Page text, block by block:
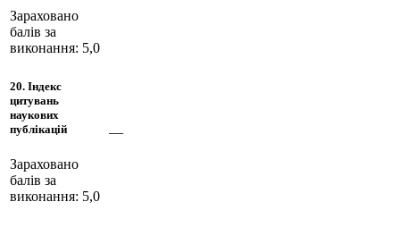
Зараховано
балів за
виконання: 5,0
20. Індекс
цитувань
наукових
публікацій
Зараховано
балів за
виконання: 5,0
—